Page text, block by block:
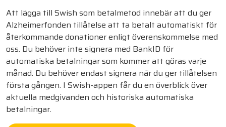
Att lägga till Swish som betalmetod innebär att du ger
Alzheimerfonden tillåtelse att ta betalt automatiskt för
återkommande donationer enligt överenskommelse med
oss. Du behöver inte signera med BankID för
automatiska betalningar som kommer att göras varje
månad. Du behöver endast signera när du ger tillåtelsen
första gången. I Swish-appen får du en överblick över
aktuella medgivanden och historiska automatiska
betalningar.